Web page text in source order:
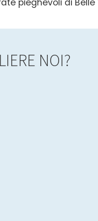
NOI?